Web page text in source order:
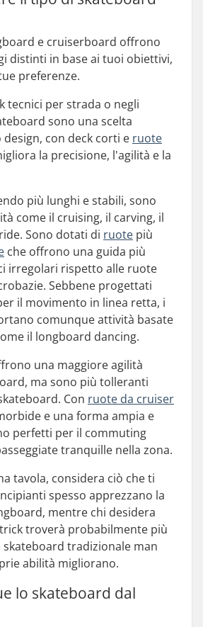
e cruiserboard offrono
distinti in base ai tuoi obiettivi,
preferenze.
tecnici per strada o negli
sono una scelta
con deck corti e ruote
la precisione, l'agilità e la
più lunghi e stabili, sono
come il cruising, il carving, il
Sono dotati di ruote più
che offrono una guida più
irregolari rispetto alle ruote
Sebbene progettati
il movimento in linea retta, i
comunque attività basate
il longboard dancing.
una maggiore agilità
ma sono più tolleranti
Con ruote da cruiser
e una forma ampia e
perfetti per il commuting
tranquille nella zona.
tavola, considera ciò che ti
spesso apprezzano la
mentre chi desidera
troverà probabilmente più
tradizionale man
abilità migliorano.
lo skateboard dal